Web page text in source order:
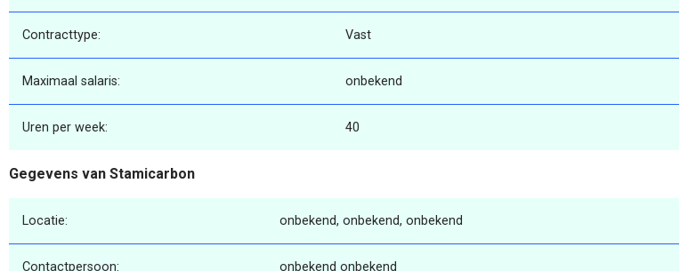
Contracttype: Vast
Maximaal salaris: onbekend
Uren per week: 40
Gegevens van Stamicarbon
Locatie: onbekend, onbekend, onbekend
Contactpersoon: onbekend onbekend